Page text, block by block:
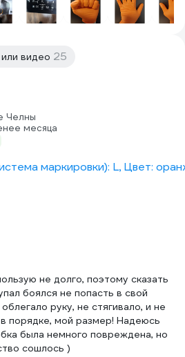
видео 25
Челны
месяца
маркировки): L, Цвет:
не долго, поэтому сказать
боялся не попасть в свой
руку, не стягивало, и не
порядке, мой размер! Надеюсь
была немного повреждена, но
сошлось )